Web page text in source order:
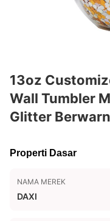
13oz
Wall Tumbler
Glitter
Properti Dasar
NAMA MEREK
DAXI